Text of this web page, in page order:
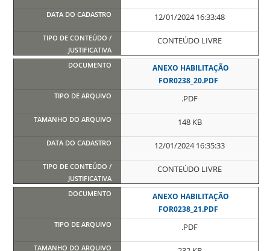
12/01/2024 16:33:48
CONTEÚDO LIVRE
ANEXO HABILITAÇÃO
FOR0238_20.PDF
.PDF
148 KB
12/01/2024 16:35:33
CONTEÚDO LIVRE
ANEXO HABILITAÇÃO
FOR0238_21.PDF
.PDF